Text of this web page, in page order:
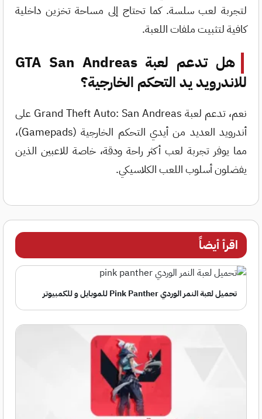
لتجربة لعب سلسة. كما تحتاج إلى مساحة تخزين داخلية
كافية لتثبيت ملفات اللعبة.
هل تدعم لعبة GTA San Andreas
للاندرويد يد التحكم الخارجية؟
نعم، تدعم لعبة Grand Theft Auto: San Andreas على
أندرويد العديد من أيدي التحكم الخارجية (Gamepads)،
مما يوفر تجربة لعب أكثر راحة ودقة، خاصة للاعبين الذين
يفضلون أسلوب اللعب الكلاسيكي.
اقرأ أيضاً
تحميل لعبة النمر الوردي Pink Panther للموبايل و للكمبيوتر